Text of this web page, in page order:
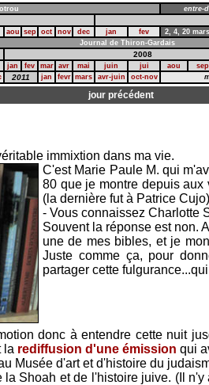
entre-
aou sep oct nov dec jan fev 2, 4, 20
Journal de Thiron-Gardais
2008
jan fev mar avr mai juin jui aou
2011 jan fevr mars avr-juin oct-nov
jour précédent
immixtion dans ma vie.
C'est Marie Paule M. qui
80 que je montre depuis
(la dernière fut à Patrice
- Vous connaissez Charlotte
Souvent la réponse est non.
une de mes bibles, et je
Juste comme ça, pour
partager cette
donc à entendre cette nuit
la rediffusion d'une émission qui
Musée d'art et d'histoire du
Shoah et de l'histoire juive. (Il